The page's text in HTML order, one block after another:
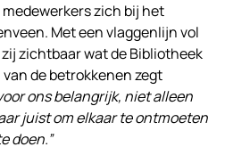
zich bij het
Met een vlaggenlijn vol
zichtbaar wat de Bibliotheek
de betrokkenen zegt
ons belangrijk, niet alleen
juist om elkaar te ontmoeten
doen.”